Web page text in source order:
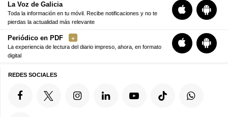
La Voz de Galicia
Toda la información en tu móvil. Recibe notificaciones y no te
pierdas la actualidad más relevante
Periódico en PDF
La experiencia de lectura del diario impreso, ahora, en formato
digital
REDES SOCIALES